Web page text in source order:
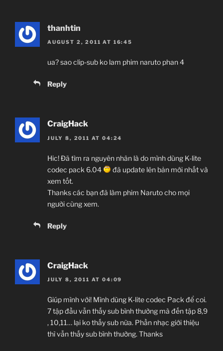
thanhtin
AUGUST 2, 2011 AT 16:45
ua? sao clip-sub ko lam phim naruto phan 4
Reply
CraigHack
JULY 8, 2011 AT 04:24
Hic! Đã tìm ra nguyên nhân là do mình dùng K-lite
codec pack 6.04
đã update lên bản mới nhất và
xem tốt.
Thanks các bạn đã làm phim Naruto cho mọi
người cùng xem.
Reply
CraigHack
JULY 8, 2011 AT 04:09
Giúp mình với! Mình dùng K-lite codec Pack để coi.
7 tập đầu vẫn thấy sub bình thường mà đến tập 8,9
, 10,11… lại ko thấy sub nữa. Phần nhạc giới thiệu
thì vẫn thấy sub bình thường. Thanks